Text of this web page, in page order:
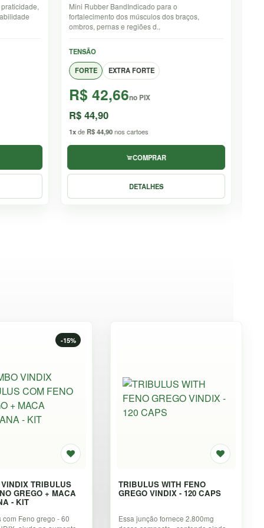
Fortalecimento dos músculos dos braços,
ombro, peito e costas.Intensidade: leve / médio
/ fort..
TENSÃO
MÉDIA
FORTE
R$ 113,91no PIX
R$ 119,90
2xdeR$ 59,95nos cartoes
COMPRAR
DETALHES
-15%
TRIBULUS
GREGO + MACA
PERUANA - KIT
com Feno grego - 60
TRIBULUS WITH FENO
GREGO VINDIX - 120 CAPS
Essa junção fornece 2.800mg